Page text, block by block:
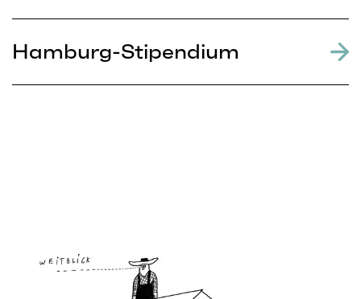
Hamburg-Stipendium